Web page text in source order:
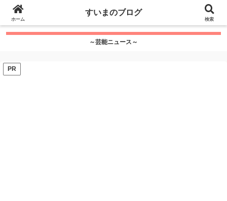
google.com, pub-7115624674097404, DIRECT,
f08c47fec0942fa0
～芸能ニュース～
PR
ホーム
すいまのブログ
検索